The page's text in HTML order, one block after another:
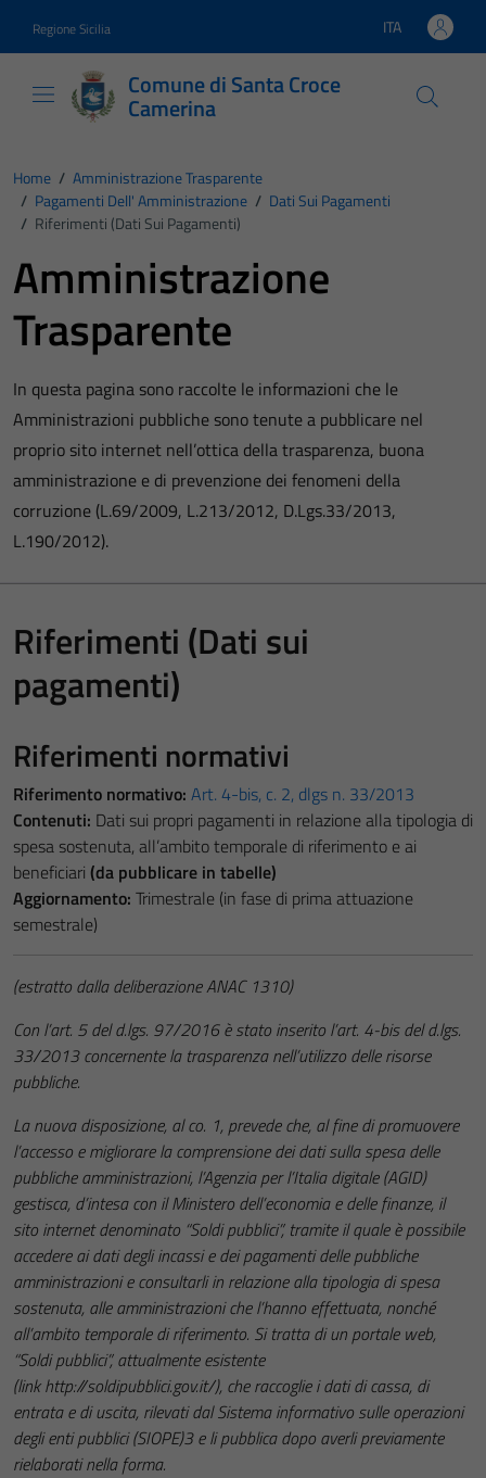
Regione Sicilia Lingua attiva:
ITA
Comune di Santa Croce
Camerina
Home / Amministrazione Trasparente
/ Pagamenti Dell' Amministrazione / Dati Sui Pagamenti
/ Riferimenti (Dati Sui Pagamenti)
Amministrazione
Trasparente
In questa pagina sono raccolte le informazioni che le
Amministrazioni pubbliche sono tenute a pubblicare nel
proprio sito internet nell’ottica della trasparenza, buona
amministrazione e di prevenzione dei fenomeni della
corruzione (L.69/2009, L.213/2012, D.Lgs.33/2013,
L.190/2012).
Riferimenti (Dati sui
pagamenti)
Riferimenti normativi
Riferimento normativo: Art. 4-bis, c. 2, dlgs n. 33/2013
Contenuti: Dati sui propri pagamenti in relazione alla tipologia di
spesa sostenuta, all’ambito temporale di riferimento e ai
beneficiari (da pubblicare in tabelle)
Aggiornamento: Trimestrale (in fase di prima attuazione
semestrale)
(estratto dalla deliberazione ANAC 1310)
Con l’art. 5 del d.lgs. 97/2016 è stato inserito l’art. 4-bis del d.lgs.
33/2013 concernente la trasparenza nell’utilizzo delle risorse
pubbliche.
La nuova disposizione, al co. 1, prevede che, al fine di promuovere
l’accesso e migliorare lacomprensione dei dati sulla spesa delle
pubbliche amministrazioni, l’Agenzia per l’Italia digitale (AGID)
gestisca, d’intesa con il Ministero dell’economia e delle finanze, il
sito internet denominato “Soldi pubblici”, tramite il quale è possibile
accedere ai dati degli incassi e dei pagamenti delle pubbliche
amministrazioni e consultarli in relazione alla tipologia di spesa
sostenuta, alle amministrazioni che l’hanno effettuata, nonché
all’ambito temporale di riferimento. Si tratta di un portale web,
“Soldi pubblici”, attualmente esistente
(linkhttp://soldipubblici.gov.it/), che raccoglie i dati di cassa, di
entrata e di uscita, rilevati dal Sistema informativo sulle operazioni
degli enti pubblici (SIOPE)3 e li pubblica dopo averli previamente
rielaborati nella forma.